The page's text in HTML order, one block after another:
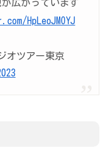
広がっています
HpLeoJMOYJ
オツアー東京​